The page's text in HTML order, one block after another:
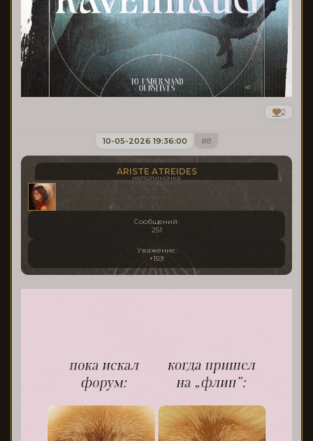
0
8
10-05-2026 19:36:00
ARISTE ATREIDES
неполиночка
Сообщений:
251
Уважение:
+159